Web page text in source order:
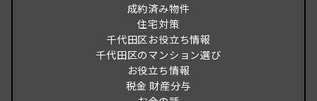
成約済み物件
住宅対策
千代田区お役立ち情報
千代田区のマンション選び
お役立ち情報
税金 財産分与